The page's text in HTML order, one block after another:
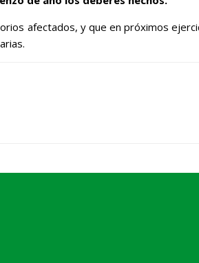
afectados, y que en próximos